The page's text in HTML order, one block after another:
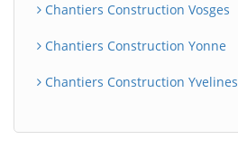
Chantiers Construction Vosges
Chantiers Construction Yonne
Chantiers Construction Yvelines